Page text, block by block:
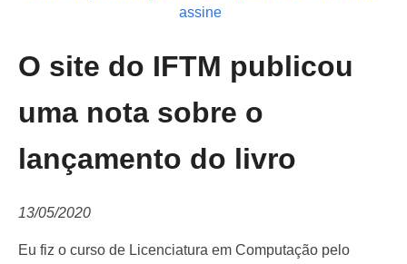
assine
O site do IFTM publicou
uma nota sobre o
lançamento do livro
13/05/2020
Eu fiz o curso de Licenciatura em Computação pelo